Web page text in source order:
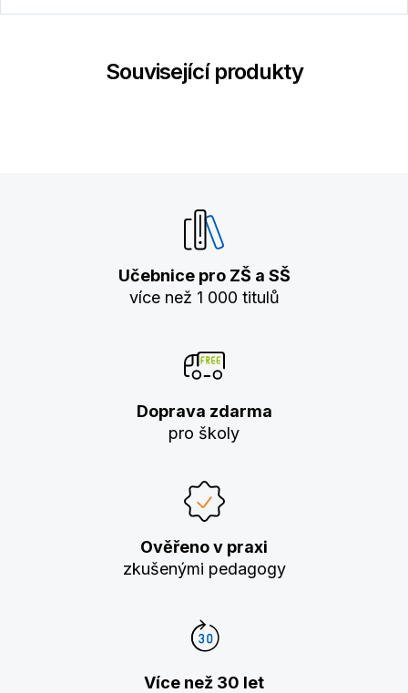
Související produkty
Učebnice pro ZŠ a SŠ
více než 1 000 titulů
Doprava zdarma
pro školy
Ověřeno v praxi
zkušenými pedagogy
Více než 30 let